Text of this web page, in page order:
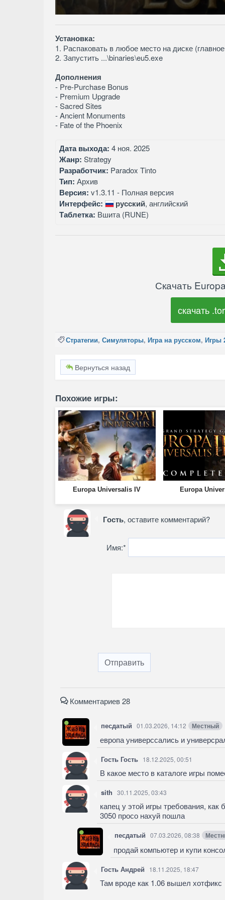
Установка:
1. Распаковать в любое место на диске
2. Запустить ...\binaries\eu5.exe
Дополнения
- Pre-Purchase Bonus
- Premium Upgrade
- Sacred Sites
- Ancient Monuments
- Fate of the Phoenix
Дата выхода: 4 ноя. 2025
Жанр: Strategy
Разработчик: Paradox Tinto
Тип: Архив
Версия: v1.3.11 - Полная версия
Интерфейс: русский, английский
Таблетка: Вшита (RUNE)
Скачать
скачать
Стратегии, Симуляторы, Игра на русском, Игры
Вернуться назад
Похожие игры:
Europa Universalis IV Europa
Гость, оставите комментарий?
Имя:*
Отправить
Комментариев 28
песдатый 01.03.2026, 14:12 Местный
европа универссались и
Гость Гость 18.12.2025, 00:51
В какое место в каталоге игры
sith 30.11.2025, 03:43
капец у этой игры требования,
3050 просо нахуй пошла
песдатый 07.03.2026, 08:38
продай компьютер и купи
Гость Андрей 18.11.2025, 18:47
Там вроде как 1.06 вышел хотфикс